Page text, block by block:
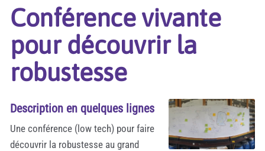
Conférence vivante
pour découvrir la
robustesse
Description en quelques lignes
Une conférence (low tech) pour faire
découvrir la robustesse au grand